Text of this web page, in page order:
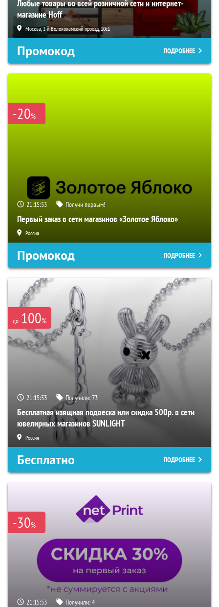
Любые товары во всей розничной сети и интернет-
магазине Hoff
Москва, 1-й Волоколамский проезд, 10с1
Промокод ПОДРОБНЕЕ
-20%
21:15:52 Получи первым!
Первый заказ в сети магазинов «Золотое Яблоко»
Россия
Промокод ПОДРОБНЕЕ
до 100%
21:15:52 Получили:73
Бесплатная изящная подвеска или скидка 500р. в сети
ювелирных магазинов SUNLIGHT
Россия
Бесплатно ПОДРОБНЕЕ
-30%
21:15:52 Получили:4